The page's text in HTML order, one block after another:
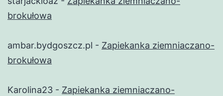
brokułowa
ambar.bydgoszcz.pl - Zapiekanka ziemniaczano-
brokułowa
Karolina23 - Zapiekanka ziemniaczano-